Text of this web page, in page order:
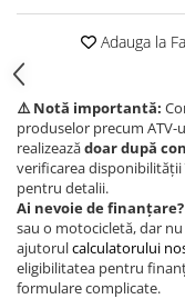
Adauga la
⚠️ Notă importantă:
produselor precum ATV-
realizeazădoar după
verificarea
pentru detalii.
Ai nevoie de finanțare?
sau o motocicletă, dar
ajutorulcalculatorului
eligibilitatea pentru
formulare complicate.